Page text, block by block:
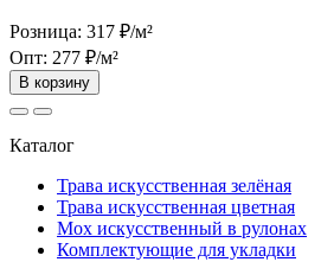
Розница: 317 ₽/м²
Опт: 277 ₽/м²
В корзину
Каталог
Трава искусственная зелёная
Трава искусственная цветная
Мох искусственный в рулонах
Комплектующие для укладки